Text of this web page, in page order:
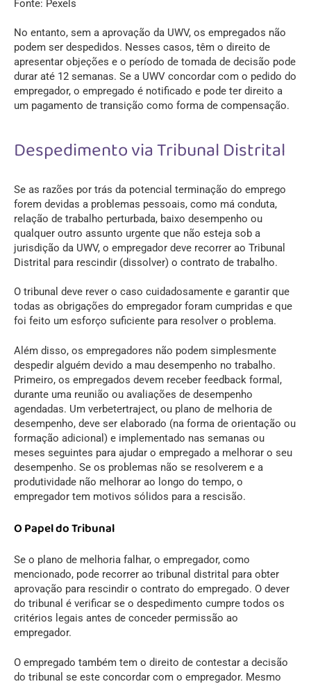
Fonte: Pexels
No entanto, sem a aprovação da UWV, os empregados não
podem ser despedidos. Nesses casos, têm o direito de
apresentar objeções e o período de tomada de decisão pode
durar até 12 semanas. Se a UWV concordar com o pedido do
empregador, o empregado é notificado e pode ter direito a
um pagamento de transição como forma de compensação.
Despedimento via Tribunal Distrital
Se as razões por trás da potencial terminação do emprego
forem devidas a problemas pessoais, como má conduta,
relação de trabalho perturbada, baixo desempenho ou
qualquer outro assunto urgente que não esteja sob a
jurisdição da UWV, o empregador deve recorrer ao Tribunal
Distrital para rescindir (dissolver) o contrato de trabalho.
O tribunal deve rever o caso cuidadosamente e garantir que
todas as obrigações do empregador foram cumpridas e que
foi feito um esforço suficiente para resolver o problema.
Além disso, os empregadores não podem simplesmente
despedir alguém devido a mau desempenho no trabalho.
Primeiro, os empregados devem receber feedback formal,
durante uma reunião ou avaliações de desempenho
agendadas. Um verbetertraject, ou plano de melhoria de
desempenho, deve ser elaborado (na forma de orientação ou
formação adicional) e implementado nas semanas ou
meses seguintes para ajudar o empregado a melhorar o seu
desempenho. Se os problemas não se resolverem e a
produtividade não melhorar ao longo do tempo, o
empregador tem motivos sólidos para a rescisão.
O Papel do Tribunal
Se o plano de melhoria falhar, o empregador, como
mencionado, pode recorrer ao tribunal distrital para obter
aprovação para rescindir o contrato do empregado. O dever
do tribunal é verificar se o despedimento cumpre todos os
critérios legais antes de conceder permissão ao
empregador.
O empregado também tem o direito de contestar a decisão
do tribunal se este concordar com o empregador. Mesmo